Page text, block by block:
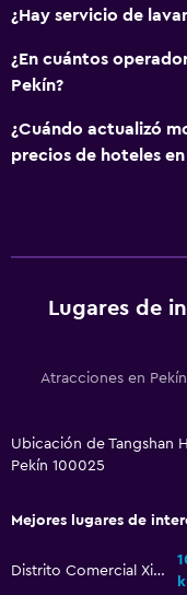
¿Hay servicio de
¿En cuántos
Pekín?
¿Cuándo actualizó
precios de hoteles en
Lugares de
Atracciones en
Ubicación de Tangshan
Pekín 100025
Mejores lugares de
Distrito Comercial Xidan